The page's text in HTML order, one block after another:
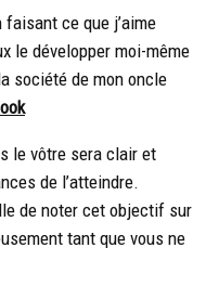
ce que j’aime
le développer moi-même
société de mon oncle
le vôtre sera clair et
de l’atteindre.
de noter cet objectif sur
tant que vous ne